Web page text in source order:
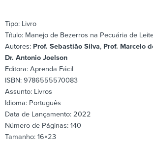
Tipo: Livro
Título: Manejo de Bezerros na Pecuária de
Autores: Prof. Sebastião Silva, Prof. Marcelo
Dr. Antonio Joelson
Editora: Aprenda Fácil
ISBN: 9786555570083
Assunto: Livros
Idioma: Português
Data de Lançamento: 2022
Número de Páginas: 140
Tamanho: 16×23